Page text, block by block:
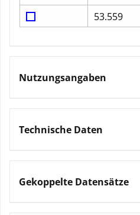
53.559
Nutzungsangaben
Technische Daten
Gekoppelte Datensätze